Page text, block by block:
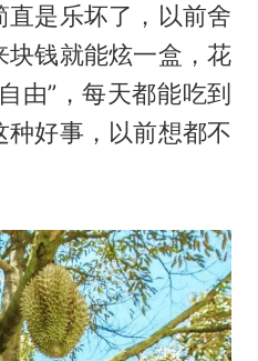
直是乐坏了，以前舍
钱就能炫一盒，花
由”，每天都能吃到
好事，以前想都不